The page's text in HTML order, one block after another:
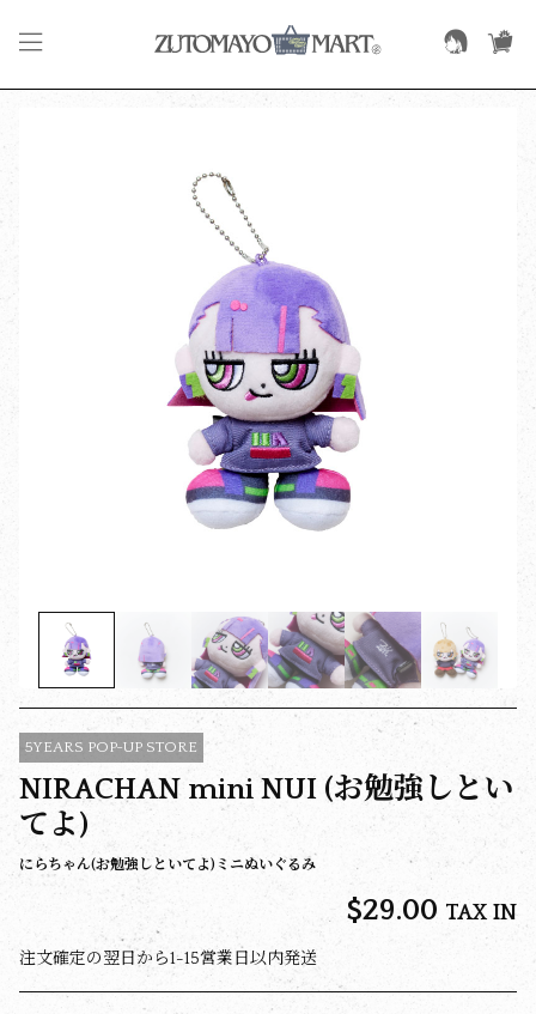
5YEARS POP-UP STORE
NIRACHAN mini NUI (お勉強しとい
てよ)
にらちゃん(お勉強しといてよ)ミニぬいぐるみ
$‌29.00 TAX IN
注文確定の翌日から1-15営業日以内発送